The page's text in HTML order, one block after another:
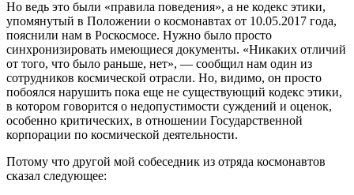
Но ведь это были «правила поведения», а не кодекс этики,
упомянутый в Положении о космонавтах от 10.05.2017 года,
пояснили нам в Роскосмосе. Нужно было просто
синхронизировать имеющиеся документы. «Никаких отличий
от того, что было раньше, нет», — сообщил нам один из
сотрудников космической отрасли. Но, видимо, он просто
побоялся нарушить пока еще не существующий кодекс этики,
в котором говорится о недопустимости суждений и оценок,
особенно критических, в отношении Государственной
корпорации по космической деятельности.
Потому что другой мой собеседник из отряда космонавтов
сказал следующее: